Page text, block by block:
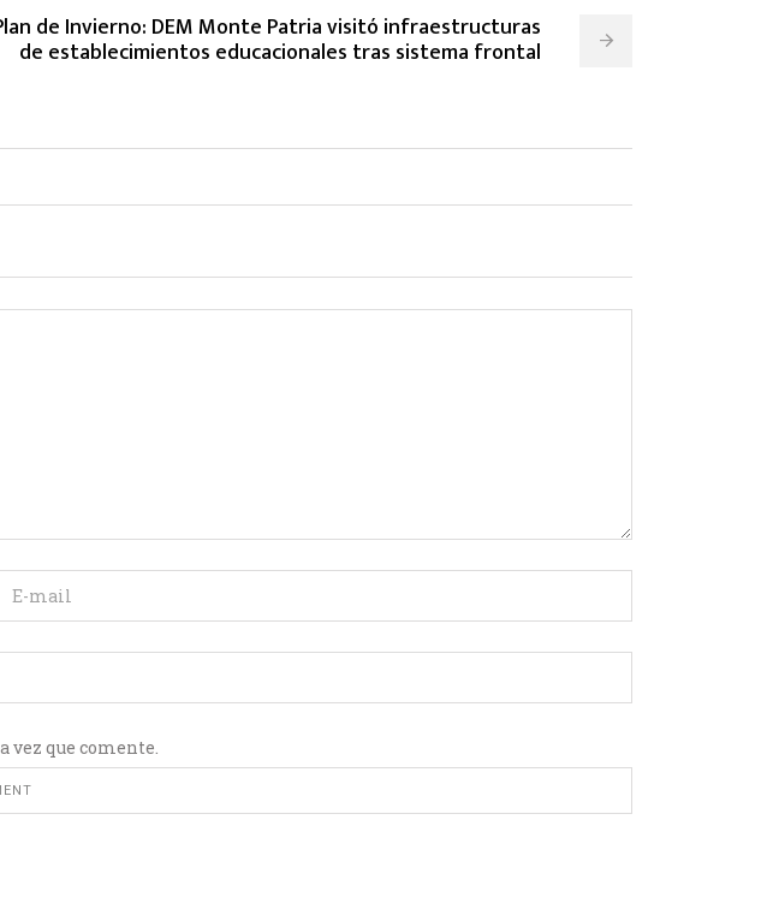
de Invierno: DEM Monte Patria visitó infraestructuras
de establecimientos educacionales tras sistema frontal
vez que comente.